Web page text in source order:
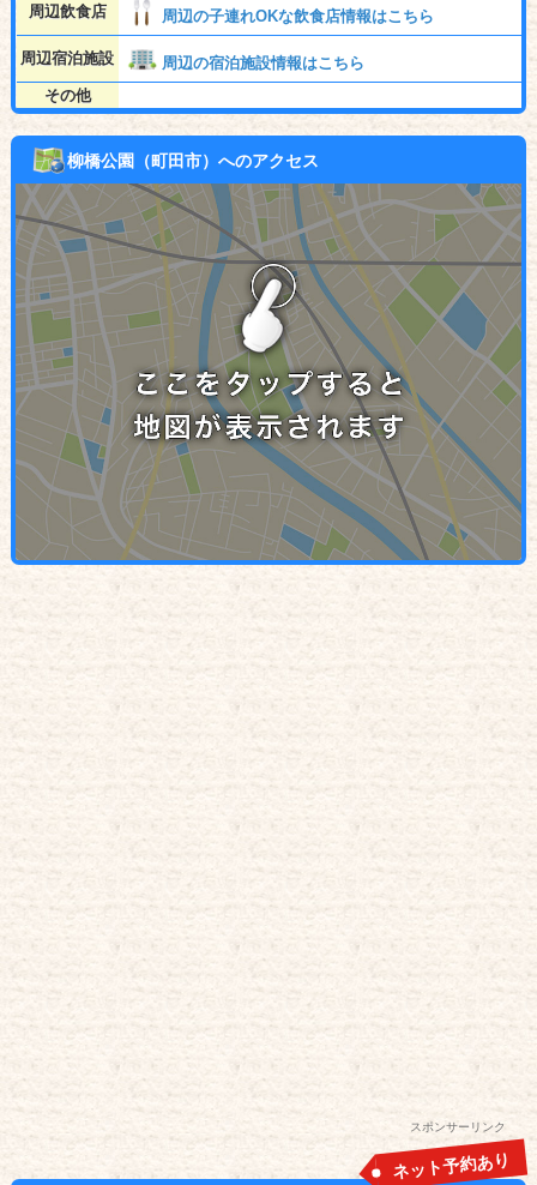
周辺飲食店 周辺の子連れOKな飲食店情報はこちら
周辺宿泊施設
周辺の宿泊施設情報はこちら
その他
柳橋公園（町田市）へのアクセス
スポンサーリンク
ネット予約あり